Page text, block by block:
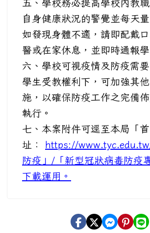
五、學校務必提高學校內教
自身健康狀況的警覺並每天量
如發現身體不適，請即配戴
醫或在家休息，並即時通報學
六、學校可視疫情及防疫需
學生受教權利下，可加強其
施，以確保防疫工作之完備
執行。
七、本案附件可逕至本局「
址： https://
防疫」/「新型冠狀病毒防疫
下載運用。